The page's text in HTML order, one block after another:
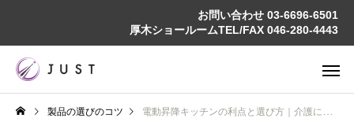
お問い合わせ 03-6696-6501
厚木ショールームTEL/FAX 046-280-4443
製品の選びのコツ 電動昇降キッチンの利点と選び方｜介護に最適なキッチンを徹底解説！